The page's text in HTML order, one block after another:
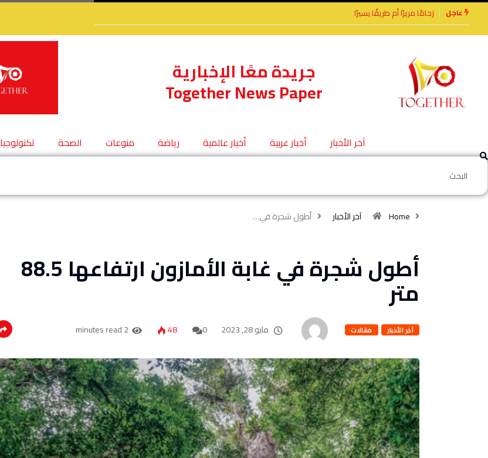
عاجل الأخوة الأعداء وحتمًا لابد من لقاء
جريدة معًا الإخبارية
Together News Paper
آخر الأخبار أخبار عربية أخبار عالمية رياضة منوعات الصحة تكنولوجيا
Home آخر الأخبار أطول شجرة في…
أطول شجرة في غابة الأمازون ارتفاعها 88.5
متر
آخر الأخبار مقالات مايو 28, 2023 0
48
2 minutes read